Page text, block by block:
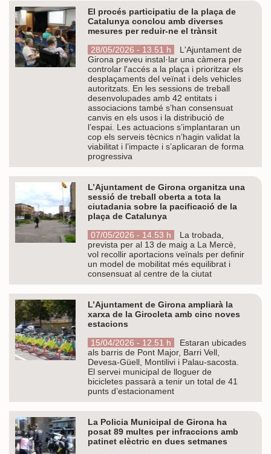
El procés participatiu de la plaça de
Catalunya conclou amb diverses
mesures per reduir-ne el trànsit
28/05/2026 - 13.51 h
L'Ajuntament de
Girona preveu instal·lar una càmera per
controlar l'accés a la plaça i prioritzar els
desplaçaments del veïnat i dels vehicles
autoritzats. En les sessions de treball
desenvolupades amb 42 entitats i
associacions també s’han consensuat
canvis en els usos i la distribució de
l’espai. Les actuacions s’implantaran un
cop els serveis tècnics n’hagin validat la
viabilitat i l’impacte i s’aplicaran de forma
progressiva
L’Ajuntament de Girona organitza una
sessió de treball oberta a tota la
ciutadania sobre la pacificació de la
plaça de Catalunya
07/05/2026 - 14.53 h
La trobada,
prevista per al 13 de maig a La Mercè,
vol recollir aportacions veïnals per definir
un model de mobilitat més equilibrat i
consensuat al centre de la ciutat
L’Ajuntament de Girona ampliarà la
xarxa de la Girocleta amb cinc noves
estacions
15/04/2026 - 12.51 h
Estaran ubicades
als barris de Pont Major, Barri Vell,
Devesa-Güell, Montilivi i Palau-sacosta.
El servei municipal de lloguer de
bicicletes passarà a tenir un total de 41
punts d’estacionament
La Policia Municipal de Girona ha
posat 89 multes per infraccions amb
patinet elèctric en dues setmanes